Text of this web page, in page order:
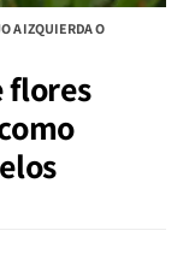
A IZQUIERDA O
flores